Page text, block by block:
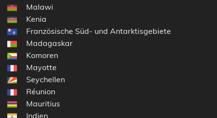
Malawi
Kenia
Französische Süd- und Antarktisgebiete
Madagaskar
Komoren
Mayotte
Seychellen
Réunion
Mauritius
Indien